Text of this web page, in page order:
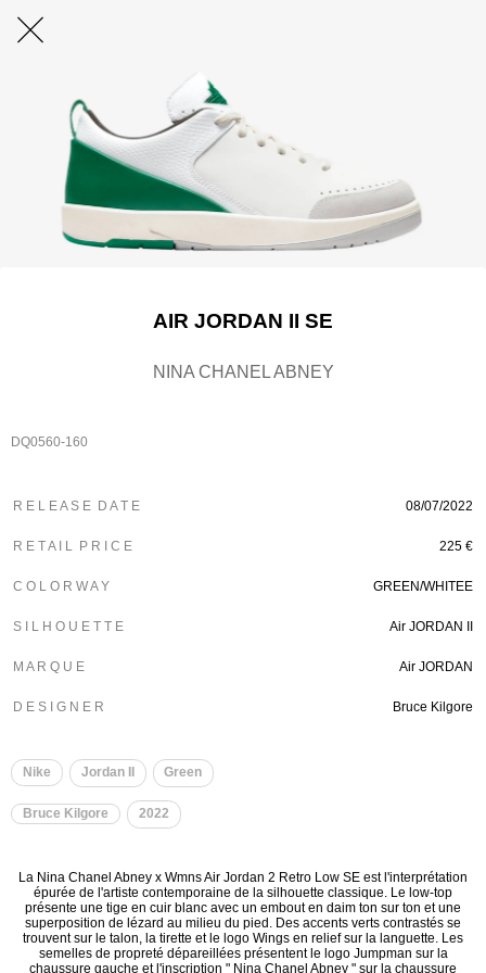
AIR JORDAN II SE
NINA CHANEL ABNEY
DQ0560-160
R E L E A S E D A T E 08/07/2022
R E T A I L P R I C E 225 €
C O L O R W A Y GREEN/WHITEE
S I L H O U E T T E Air JORDAN II
M A R Q U E Air JORDAN
D E S I G N E R Bruce Kilgore
Nike Jordan II Green
Bruce Kilgore 2022
La Nina Chanel Abney x Wmns Air Jordan 2 Retro Low SE est l'interprétation
épurée de l'artiste contemporaine de la silhouette classique. Le low-top
présente une tige en cuir blanc avec un embout en daim ton sur ton et une
superposition de lézard au milieu du pied. Des accents verts contrastés se
trouvent sur le talon, la tirette et le logo Wings en relief sur la languette. Les
semelles de propreté dépareillées présentent le logo Jumpman sur la
chaussure gauche et l'inscription " Nina Chanel Abney " sur la chaussure